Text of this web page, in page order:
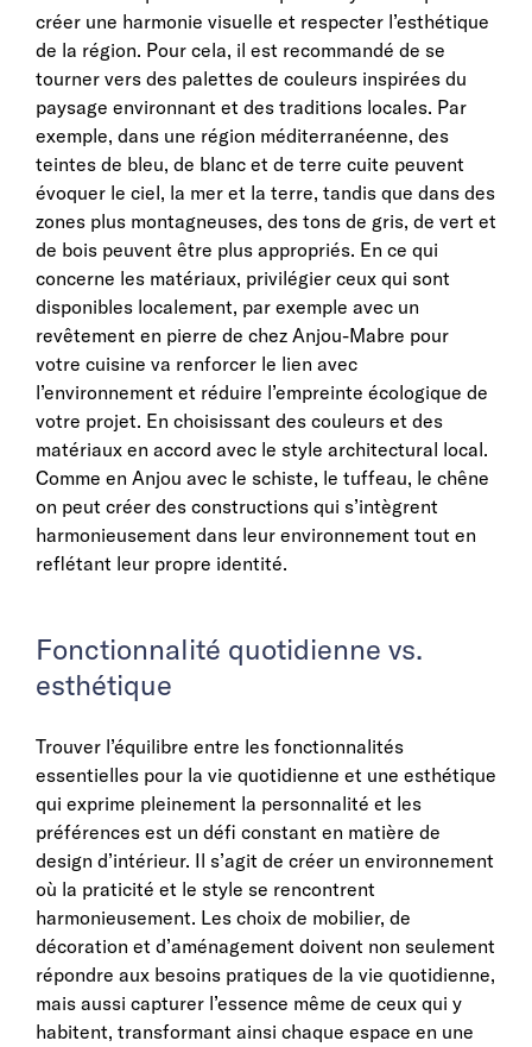
créer une harmonie visuelle et respecter l’esthétique
de la région. Pour cela, il est recommandé de se
tourner vers des palettes de couleurs inspirées du
paysage environnant et des traditions locales. Par
exemple, dans une région méditerranéenne, des
teintes de bleu, de blanc et de terre cuite peuvent
évoquer le ciel, la mer et la terre, tandis que dans des
zones plus montagneuses, des tons de gris, de vert et
de bois peuvent être plus appropriés. En ce qui
concerne les matériaux, privilégier ceux qui sont
disponibles localement, par exemple avec un
revêtement en pierre de chez Anjou-Mabre pour
votre cuisine va renforcer le lien avec
l’environnement et réduire l’empreinte écologique de
votre projet. En choisissant des couleurs et des
matériaux en accord avec le style architectural local.
Comme en Anjou avec le schiste, le tuffeau, le chêne
on peut créer des constructions qui s’intègrent
harmonieusement dans leur environnement tout en
reflétant leur propre identité.
Fonctionnalité quotidienne vs.
esthétique
Trouver l’équilibre entre les fonctionnalités
essentielles pour la vie quotidienne et une esthétique
qui exprime pleinement la personnalité et les
préférences est un défi constant en matière de
design d’intérieur. Il s’agit de créer un environnement
où la praticité et le style se rencontrent
harmonieusement. Les choix de mobilier, de
décoration et d’aménagement doivent non seulement
répondre aux besoins pratiques de la vie quotidienne,
mais aussi capturer l’essence même de ceux qui y
habitent, transformant ainsi chaque espace en une